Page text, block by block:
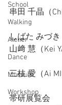
School
Walking
Atelier
Dance
Museum
Workshop
串田 千晶（
しばた みづき
山﨑 慧（Kei
三枝 愛（Ai
帯研展覧会